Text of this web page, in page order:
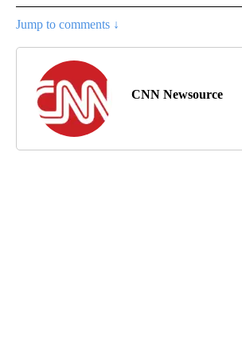
Jump to comments ↓
CNN Newsource